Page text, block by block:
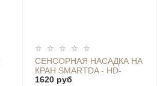
СЕНСОРНАЯ НАСАДКА НА
КРАН SMARTDA - HD-
ZNJSQ-06
1620 руб